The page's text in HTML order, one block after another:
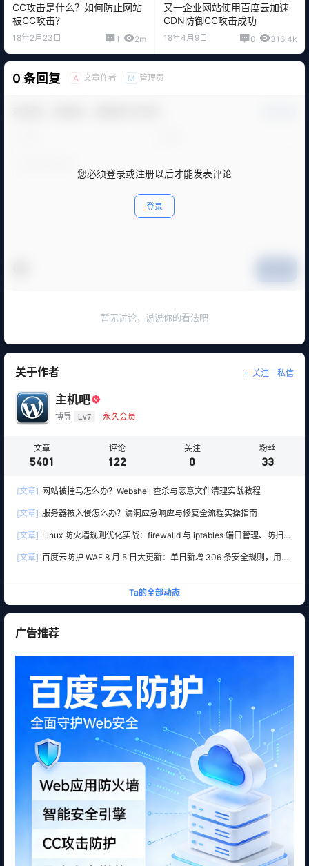
CC攻击是什么？如何防止网站
被CC攻击？
18年2月23日 1 2m
又一企业网站使用百度云加速
CDN防御CC攻击成功
18年4月9日 0 316.4k
0 条回复 A 文章作者 M 管理员
您必须登录或注册以后才能发表评论
登录
暂无讨论，说说你的看法吧
关于作者 关注 私信
主机吧
博导 Lv7 永久会员
文章
5401
评论
122
关注
0
粉丝
33
[文章] 网站被挂马怎么办？Webshell 查杀与恶意文件清理实战教程
[文章] 服务器被入侵怎么办？漏洞应急响应与修复全流程实操指南
[文章] Linux 防火墙规则优化实战：firewalld 与 iptables 端口管理、防扫描
[文章] 百度云防护 WAF 8 月 5 日大更新：单日新增 306 条安全规则，用友
Ta的全部动态
广告推荐